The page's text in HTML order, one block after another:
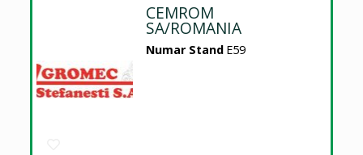
CEMROM
SA/ROMANIA
Numar Stand E59